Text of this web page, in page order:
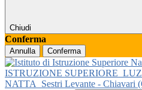
Chiudi
Conferma
Annulla Conferma
ISTRUZIONE SUPERIORE
NATTA
Sestri Levante - Chiavari